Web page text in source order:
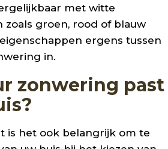
met witte
zoals groen, rood of blauw
ergens tussen
in.
zonwering past
is het ook belangrijk om te